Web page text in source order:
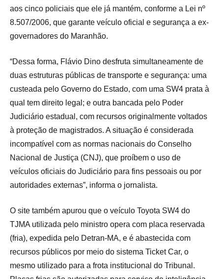
aos cinco policiais que ele já mantém, conforme a Lei nº
8.507/2006, que garante veículo oficial e segurança a ex-
governadores do Maranhão.
“Dessa forma, Flávio Dino desfruta simultaneamente de
duas estruturas públicas de transporte e segurança: uma
custeada pelo Governo do Estado, com uma SW4 prata à
qual tem direito legal; e outra bancada pelo Poder
Judiciário estadual, com recursos originalmente voltados
à proteção de magistrados. A situação é considerada
incompatível com as normas nacionais do Conselho
Nacional de Justiça (CNJ), que proíbem o uso de
veículos oficiais do Judiciário para fins pessoais ou por
autoridades externas”, informa o jornalista.
O site também apurou que o veículo Toyota SW4 do
TJMA utilizada pelo ministro opera com placa reservada
(fria), expedida pelo Detran-MA, e é abastecida com
recursos públicos por meio do sistema Ticket Car, o
mesmo utilizado para a frota institucional do Tribunal.